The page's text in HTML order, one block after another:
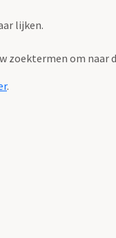
lijken.
zoektermen om naar
.